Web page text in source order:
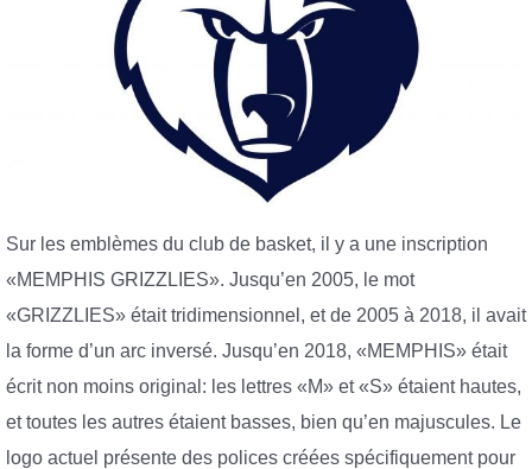
Sur les emblèmes du club de basket, il y a une inscription
«MEMPHIS GRIZZLIES». Jusqu’en 2005, le mot
«GRIZZLIES» était tridimensionnel, et de 2005 à 2018, il avait
la forme d’un arc inversé. Jusqu’en 2018, «MEMPHIS» était
écrit non moins original: les lettres «M» et «S» étaient hautes,
et toutes les autres étaient basses, bien qu’en majuscules. Le
logo actuel présente des polices créées spécifiquement pour